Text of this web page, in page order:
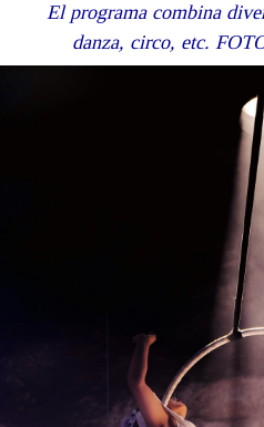
El programa combina
danza, circo, etc.